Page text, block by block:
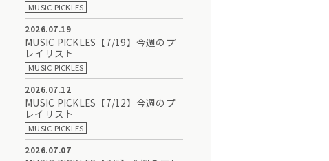
MUSIC PICKLES
2026.07.19
MUSIC PICKLES【7/19】今週のプ
レイリスト
MUSIC PICKLES
2026.07.12
MUSIC PICKLES【7/12】今週のプ
レイリスト
MUSIC PICKLES
2026.07.07